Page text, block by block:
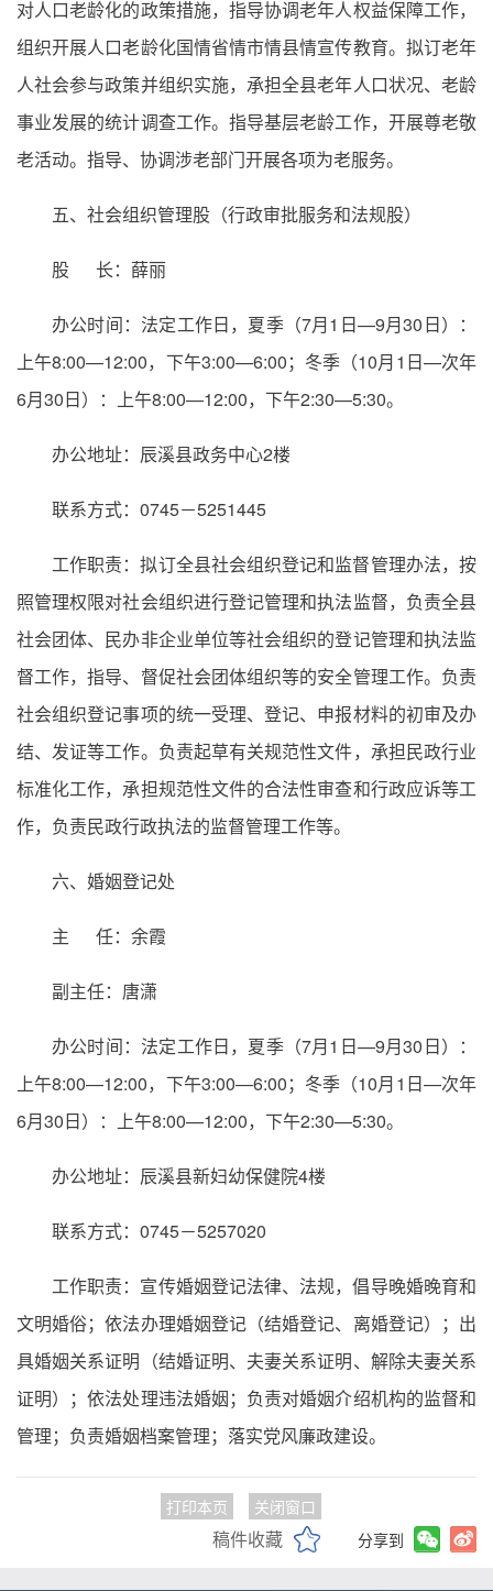
对人口老龄化的政策措施，指导协调老年人权益保障工作，
组织开展人口老龄化国情省情市情县情宣传教育。拟订老年
人社会参与政策并组织实施，承担全县老年人口状况、老龄
事业发展的统计调查工作。指导基层老龄工作，开展尊老敬
老活动。指导、协调涉老部门开展各项为老服务。
五、社会组织管理股（行政审批服务和法规股）
股 长：薛丽
办公时间：法定工作日，夏季（7月1日—9月30日）：
上午8:00—12:00，下午3:00—6:00；冬季（10月1日—次年
6月30日）：上午8:00—12:00，下午2:30—5:30。
办公地址：辰溪县政务中心2楼
联系方式：0745－5251445
工作职责：拟订全县社会组织登记和监督管理办法，按
照管理权限对社会组织进行登记管理和执法监督，负责全县
社会团体、民办非企业单位等社会组织的登记管理和执法监
督工作，指导、督促社会团体组织等的安全管理工作。负责
社会组织登记事项的统一受理、登记、申报材料的初审及办
结、发证等工作。负责起草有关规范性文件，承担民政行业
标准化工作，承担规范性文件的合法性审查和行政应诉等工
作，负责民政行政执法的监督管理工作等。
六、婚姻登记处
主 任：余霞
副主任：唐潇
办公时间：法定工作日，夏季（7月1日—9月30日）：
上午8:00—12:00，下午3:00—6:00；冬季（10月1日—次年
6月30日）：上午8:00—12:00，下午2:30—5:30。
办公地址：辰溪县新妇幼保健院4楼
联系方式：0745－5257020
工作职责：宣传婚姻登记法律、法规，倡导晚婚晚育和
文明婚俗；依法办理婚姻登记（结婚登记、离婚登记）；出
具婚姻关系证明（结婚证明、夫妻关系证明、解除夫妻关系
证明）；依法处理违法婚姻；负责对婚姻介绍机构的监督和
管理；负责婚姻档案管理；落实党风廉政建设。
打印本页 关闭窗口
稿件收藏 分享到